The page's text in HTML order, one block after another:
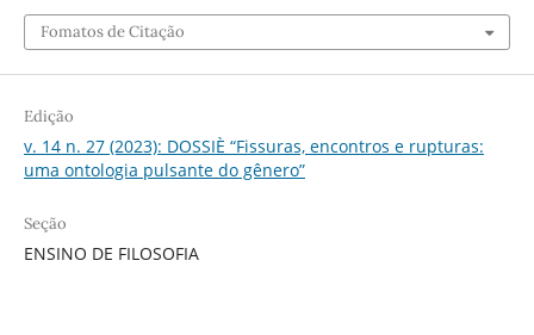
Fomatos de Citação
Edição
v. 14 n. 27 (2023): DOSSIÈ “Fissuras, encontros e rupturas:
uma ontologia pulsante do gênero”
Seção
ENSINO DE FILOSOFIA